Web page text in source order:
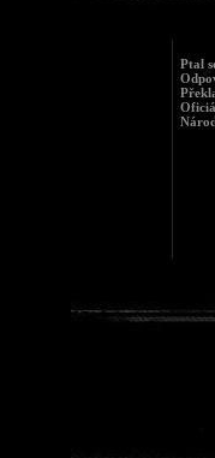
Ptal